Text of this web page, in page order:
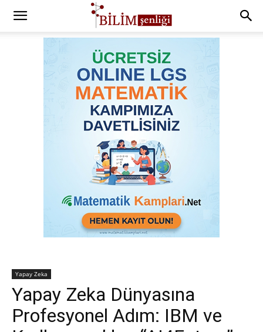
Yapay Zeka
Yapay Zeka Dünyasına
Profesyonel Adım: IBM ve